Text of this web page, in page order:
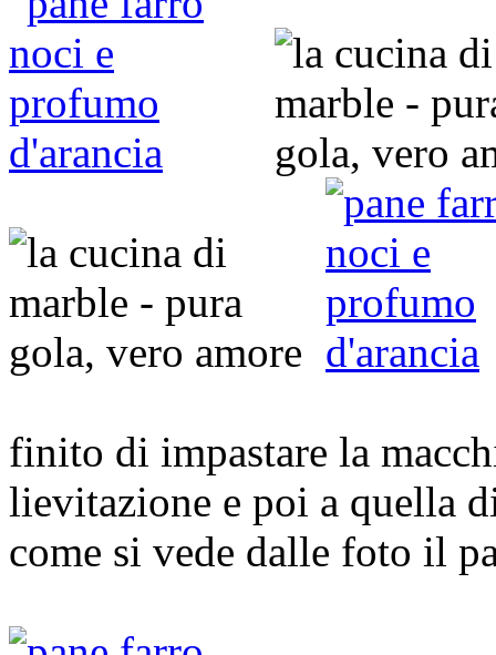
finito di impastare la
lievitazione e poi a quella
come si vede dalle foto il